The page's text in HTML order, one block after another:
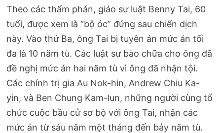
Theo các thẩm phán, giáo sư luật Benny Tai, 60
tuổi, được xem là “bộ óc” đứng sau chiến dịch
này. Vào thứ Ba, ông Tai bị tuyên án mức án tối
đa là 10 năm tù. Các luật sư bào chữa cho ông đã
đề nghị mức án hai năm tù vì ông đã nhận tội.
Các chính trị gia Au Nok-hin, Andrew Chiu Ka-
yin, và Ben Chung Kam-lun, những người cùng tổ
chức cuộc bầu cử sơ bộ với ông Tai, nhận các
mức án từ sáu năm một tháng đến bảy năm tù.